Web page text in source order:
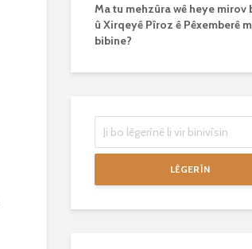
Ma tu mehzûra wê heye mirov
û Xirqeyê Pîroz ê Pêxemberê
bibine?
LÊGERÎN